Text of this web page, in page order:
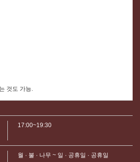
것도 가능.
17:00~19:30
월 · 불 · 나무 ~ 일 · 공휴일 · 공휴일
店舗情報をシェアする